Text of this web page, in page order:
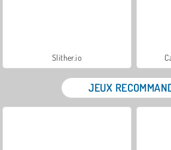
Slither.io
JEUX